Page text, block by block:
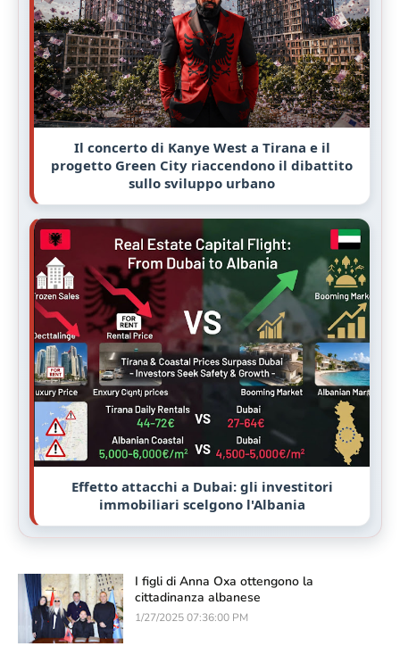
Il concerto di Kanye West a Tirana e il
progetto Green City riaccendono il dibattito
sullo sviluppo urbano
Effetto attacchi a Dubai: gli investitori
immobiliari scelgono l'Albania
I figli di Anna Oxa ottengono la
cittadinanza albanese
1/27/2025 07:36:00 PM